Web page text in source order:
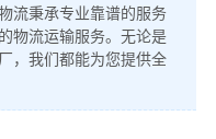
流秉承专业靠谱的服务
物流运输服务。无论是
，我们都能为您提供全